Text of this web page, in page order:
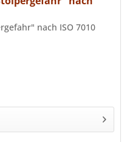
nach ISO 7010